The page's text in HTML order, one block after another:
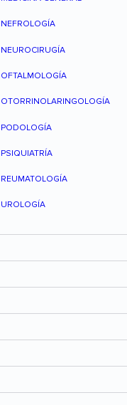
NEFROLOGÍA
NEUROCIRUGÍA
OFTALMOLOGÍA
OTORRINOLARINGOLOGÍA
PODOLOGÍA
PSIQUIATRÍA
REUMATOLOGÍA
UROLOGÍA